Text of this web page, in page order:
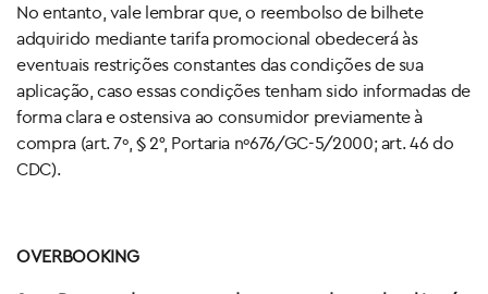
No entanto, vale lembrar que, o reembolso de bilhete
adquirido mediante tarifa promocional obedecerá às
eventuais restrições constantes das condições de sua
aplicação, caso essas condições tenham sido informadas de
forma clara e ostensiva ao consumidor previamente à
compra (art. 7º, § 2°, Portaria nº676/GC-5/2000; art. 46 do
CDC).
OVERBOOKING